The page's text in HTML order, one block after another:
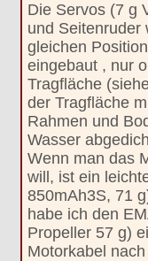
Die Servos (7 g
und Seitenruder
gleichen
eingebaut , nur
Tragfläche
der Tragfläche
Rahmen und
Wasser
Wenn man das
will, ist ein
850mAh3S, 71
habe ich den
Propeller 57 g)
Motorkabel